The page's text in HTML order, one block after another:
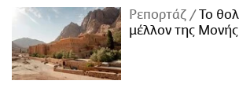
Ρεπορτάζ
Το
μέλλον της Μονής